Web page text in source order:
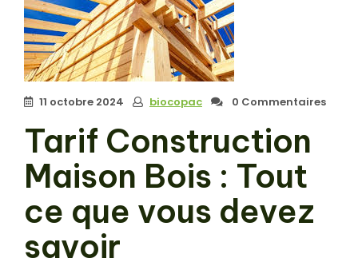
11 octobre 2024 biocopac 0 Commentaires
Tarif Construction
Maison Bois : Tout
ce que vous devez
savoir